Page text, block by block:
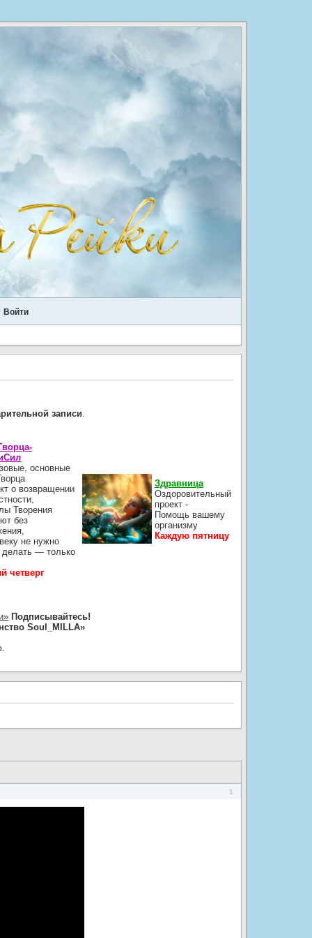
Войти
записи.
основные
о возвращении
Творения
без
не нужно
делать — только
четверг
Здравница
Оздоровительный
проект -
Помощь вашему
организму
Каждую пятницу
Подписывайтесь!
Soul_MILLA»
1